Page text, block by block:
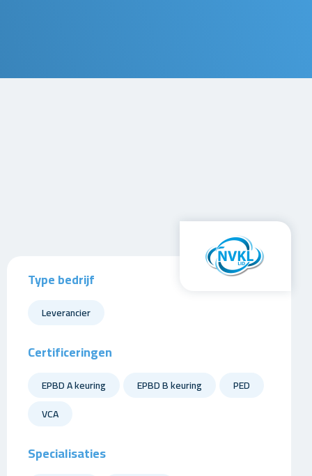
Type bedrijf
Leverancier
Certificeringen
EPBD A keuring EPBD B keuring
PED
VCA
Specialisaties